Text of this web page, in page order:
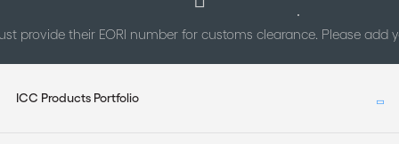
provide their EORI number for customs clearance. Please add
ICC Products Portfolio